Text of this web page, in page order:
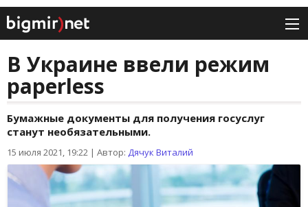
В Украине ввели режим
paperless
Бумажные документы для получения госуслуг
станут необязательными.
15 июля 2021, 19:22 | Автор: Дячук Виталий